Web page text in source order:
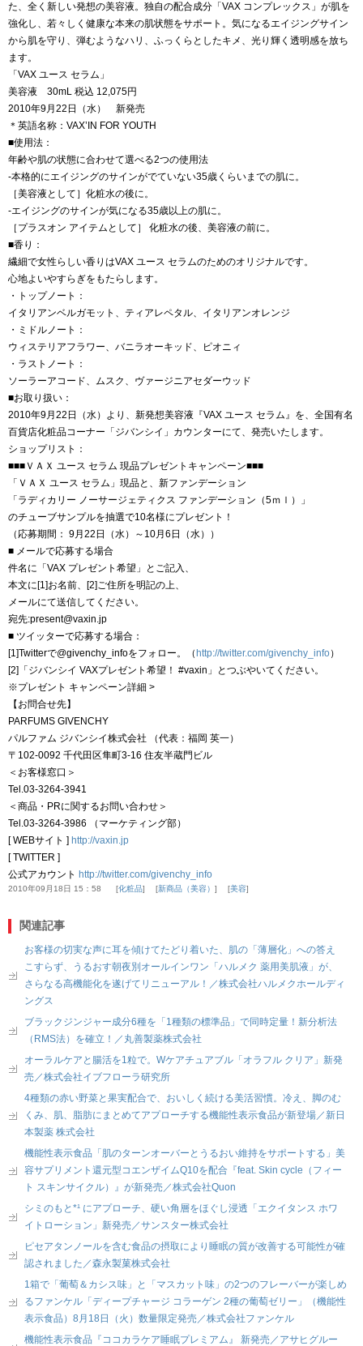
た、全く新しい発想の美容液。独自の配合成分「VAX コンプレックス」が肌を
強化し、若々しく健康な本来の肌状態をサポート。気になるエイジングサイン
から肌を守り、弾むようなハリ、ふっくらとしたキメ、光り輝く透明感を放ち
ます。
「VAX ユース セラム」
美容液 30mL 税込 12,075円
2010年9月22日（水） 新発売
＊英語名称：VAX’IN FOR YOUTH
■使用法：
年齢や肌の状態に合わせて選べる2つの使用法
-本格的にエイジングのサインがでていない35歳くらいまでの肌に。
［美容液として］化粧水の後に。
-エイジングのサインが気になる35歳以上の肌に。
［プラスオン アイテムとして］ 化粧水の後、美容液の前に。
■香り：
繊細で女性らしい香りはVAX ユース セラムのためのオリジナルです。
心地よいやすらぎをもたらします。
・トップノート：
イタリアンベルガモット、ティアレペタル、イタリアンオレンジ
・ミドルノート：
ウィステリアフラワー、バニラオーキッド、ピオニィ
・ラストノート：
ソーラーアコード、ムスク、ヴァージニアセダーウッド
■お取り扱い：
2010年9月22日（水）より、新発想美容液『VAX ユース セラム』を、全国有名
百貨店化粧品コーナー「ジバンシイ」カウンターにて、発売いたします。
ショップリスト：
■■■ＶＡＸ ユース セラム 現品プレゼントキャンペーン■■■
「ＶＡＸ ユース セラム」現品と、新ファンデーション
「ラディカリー ノーサージェティクス ファンデーション（5ｍｌ）」
のチューブサンプルを抽選で10名様にプレゼント！
（応募期間： 9月22日（水）～10月6日（水））
■ メールで応募する場合
件名に「VAX プレゼント希望」とご記入、
本文に[1]お名前、[2]ご住所を明記の上、
メールにて送信してください。
宛先:present@vaxin.jp
■ ツイッターで応募する場合：
[1]Twitterで@givenchy_infoをフォロー。（http://twitter.com/givenchy_info）
[2]「ジバンシイ VAXプレゼント希望！ #vaxin」とつぶやいてください。
※プレゼント キャンペーン詳細 >
【お問合せ先】
PARFUMS GIVENCHY
パルファム ジバンシイ株式会社 （代表：福岡 英一）
〒102-0092 千代田区隼町3-16 住友半蔵門ビル
＜お客様窓口＞
Tel.03-3264-3941
＜商品・PRに関するお問い合わせ＞
Tel.03-3264-3986 （マーケティング部）
[ WEBサイト ] http://vaxin.jp
[ TWITTER ]
公式アカウント http://twitter.com/givenchy_info
2010年09月18日 15：58 化粧品 新商品（美容） 美容
関連記事
お客様の切実な声に耳を傾けてたどり着いた、肌の「薄層化」への答え
こすらず、うるおす朝夜別オールインワン「ハルメク 薬用美肌液」が、
さらなる高機能化を遂げてリニューアル！／株式会社ハルメクホールディ
ングス
ブラックジンジャー成分6種を「1種類の標準品」で同時定量！新分析法
（RMS法）を確立！／丸善製薬株式会社
オーラルケアと腸活を1粒で。Wケアチュアブル「オラフル クリア」新発
売／株式会社イブフローラ研究所
4種類の赤い野菜と果実配合で、おいしく続ける美活習慣。冷え、脚のむ
くみ、肌、脂肪にまとめてアプローチする機能性表示食品が新登場／新日
本製薬 株式会社
機能性表示食品「肌のターンオーバーとうるおい維持をサポートする」美
容サプリメント還元型コエンザイムQ10を配合『feat. Skin cycle（フィー
ト スキンサイクル）』が新発売／株式会社Quon
シミのもと*¹ にアプローチ、硬い角層をほぐし浸透「エクイタンス ホワ
イトローション」新発売／サンスター株式会社
ピセアタンノールを含む食品の摂取により睡眠の質が改善する可能性が確
認されました／森永製菓株式会社
1箱で「葡萄＆カシス味」と「マスカット味」の2つのフレーバーが楽しめ
るファンケル「ディープチャージ コラーゲン 2種の葡萄ゼリー」（機能性
表示食品）8月18日（火）数量限定発売／株式会社ファンケル
機能性表示食品『ココカラケア睡眠プレミアム』 新発売／アサヒグルー